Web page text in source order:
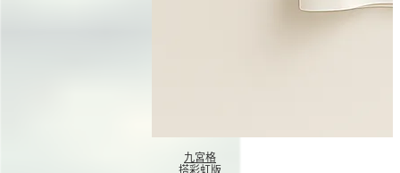
九宮格
搭彩虹版